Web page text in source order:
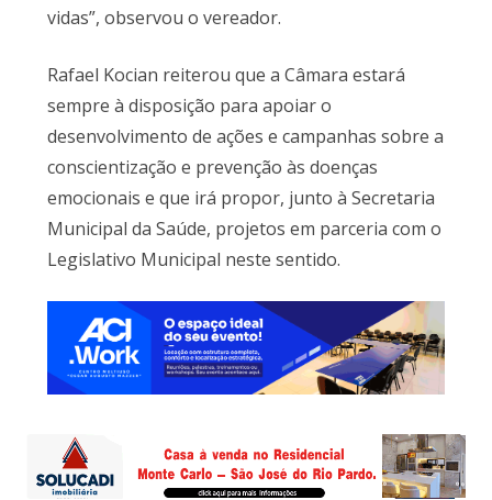
vidas”, observou o vereador.
Rafael Kocian reiterou que a Câmara estará
sempre à disposição para apoiar o
desenvolvimento de ações e campanhas sobre a
conscientização e prevenção às doenças
emocionais e que irá propor, junto à Secretaria
Municipal da Saúde, projetos em parceria com o
Legislativo Municipal neste sentido.